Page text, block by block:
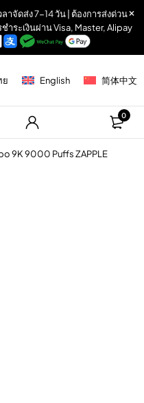
าจัดส่ง 7-14 วัน | ต้องการส่งด่วน
ระเงินผ่าน Visa, Master, Alipay
ย English 简体中文
0
9K 9000 Puffs ZAPPLE